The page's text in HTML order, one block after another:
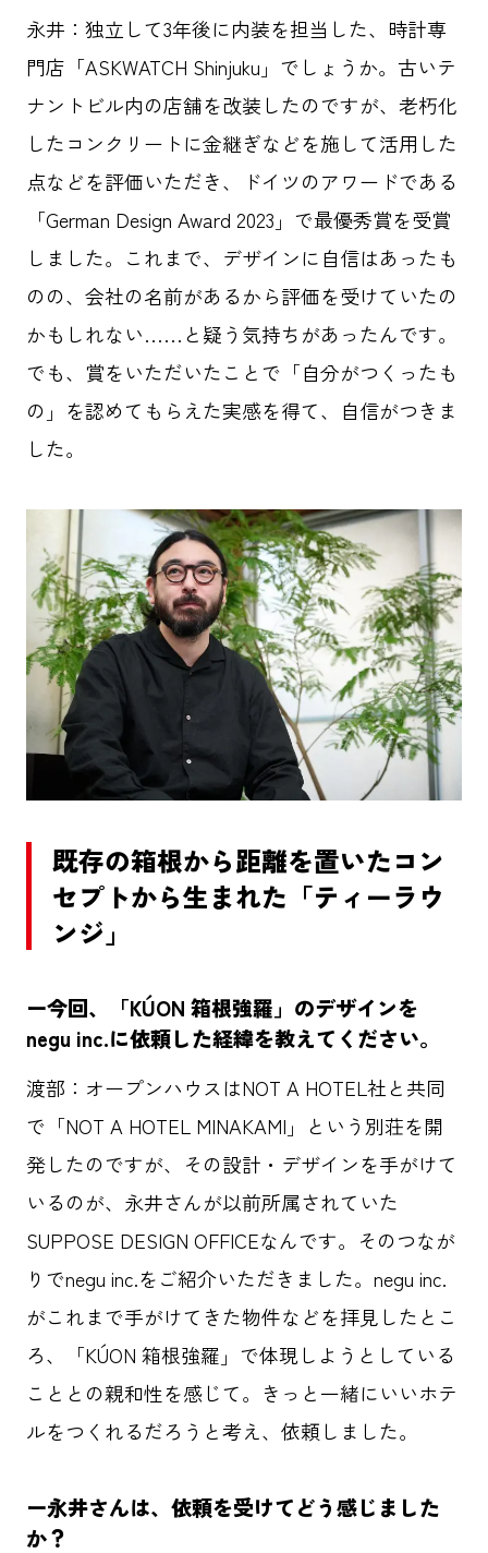
永井： 独立して3年後に内装を担当した、時計専
門店「ASKWATCH Shinjuku」でしょうか。古いテ
ナントビル内の店舗を改装したのですが、老朽化
したコンクリートに金継ぎなどを施して活用した
点などを評価いただき、ドイツのアワードである
「German Design Award 2023」で最優秀賞を受賞
しました。これまで、デザインに自信はあったも
のの、会社の名前があるから評価を受けていたの
かもしれない……と疑う気持ちがあったんです。
でも、賞をいただいたことで「自分がつくったも
の」を認めてもらえた実感を得て、自信がつきま
した。
既存の箱根から距離を置いたコン
セプトから生まれた「ティーラウ
ンジ」
ー今回、「KÚON 箱根強羅」のデザインを
negu inc.に依頼した経緯を教えてください。
渡部： オープンハウスはNOT A HOTEL社と共同
で「NOT A HOTEL MINAKAMI」という別荘を開
発したのですが、その設計・デザインを手がけて
いるのが、永井さんが以前所属されていた
SUPPOSE DESIGN OFFICEなんです。そのつなが
りでnegu inc.をご紹介いただきました。negu inc.
がこれまで手がけてきた物件などを拝見したとこ
ろ、「KÚON 箱根強羅」で体現しようとしている
こととの親和性を感じて。きっと一緒にいいホテ
ルをつくれるだろうと考え、依頼しました。
ー永井さんは、依頼を受けてどう感じました
か？